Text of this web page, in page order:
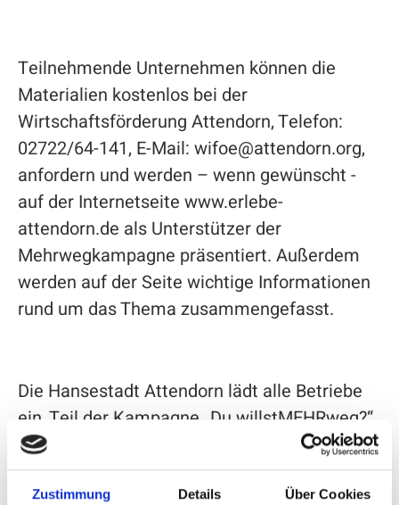
Zustimmung Details Über Cookies
Teilnehmende Unternehmen können die
Materialien kostenlos bei der
Wirtschaftsförderung Attendorn, Telefon:
02722/64-141, E-Mail: wifoe@attendorn.org,
anfordern und werden – wenn gewünscht -
auf der Internetseite www.erlebe-
attendorn.de als Unterstützer der
Mehrwegkampagne präsentiert. Außerdem
werden auf der Seite wichtige Informationen
rund um das Thema zusammengefasst.
Die Hansestadt Attendorn lädt alle Betriebe
ein, Teil der Kampagne „Du willstMEHRweg?“
zu werden und so gemeinsam einen Beitrag
zum Umweltschutz und zur Reduzierung von
Einwegverpackungen zu leisten.